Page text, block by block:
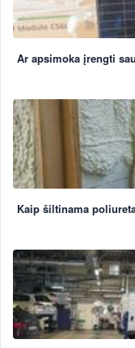
Ar apsimoka įrengti
Kaip šiltinama